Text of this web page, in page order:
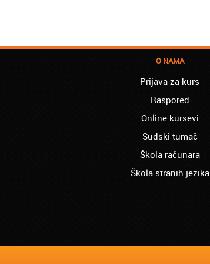
O NAMA
Prijava za kurs
Raspored
Online kursevi
Sudski tumač
Škola računara
Škola stranih jezika